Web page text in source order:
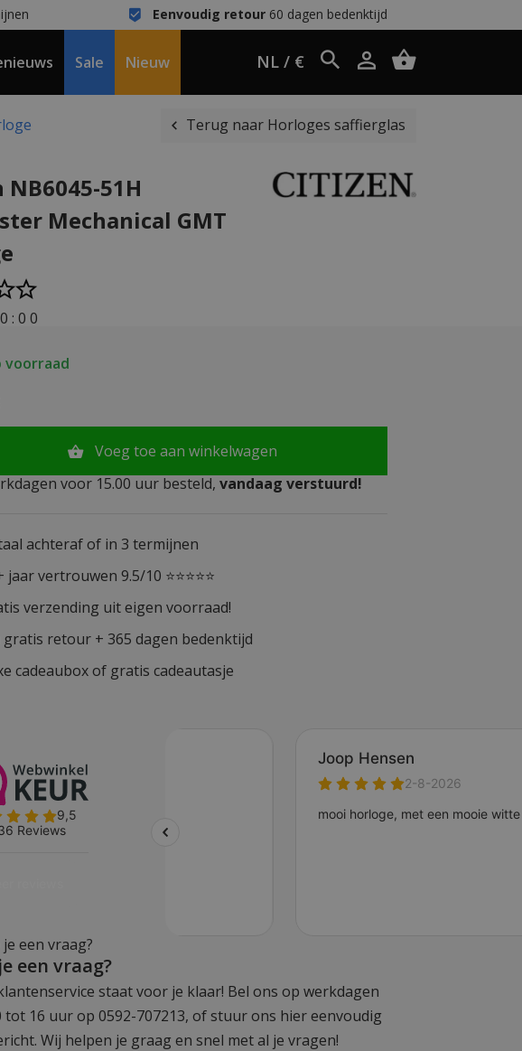
Eenvoudig retour60 dagen bedenktijd
Sale Nieuw NL / €
Terug naar Horloges saffierglas
51H
Mechanical GMT
0 : 0 0
voorraad
Voeg toe aan winkelwagen
voor 15.00 uur besteld, vandaag verstuurd!
achteraf of in 3 termijnen
jaar vertrouwen 9.5/10 ⭐⭐⭐⭐⭐
verzending uit eigen voorraad!
gratis retour + 365 dagen bedenktijd
cadeaubox of gratis cadeautasje
een vraag?
staat voor je klaar! Bel ons op werkdagen
tot 16 uur op 0592-707213, of stuur ons hier eenvoudig
Wij helpen je graag en snel met al je vragen!